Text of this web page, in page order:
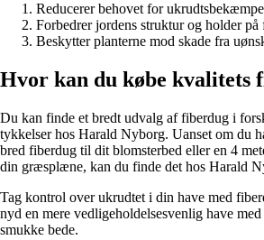
Reducerer behovet for
Forbedrer jordens struktur og holder på
Beskytter planterne mod skade fra
Hvor kan du købe kvalitets
Du kan finde et bredt udvalg af fiberdug i
tykkelser hos Harald Nyborg. Uanset om du
bred fiberdug til dit blomsterbed eller en 4
din græsplæne, kan du finde det hos Harald
Tag kontrol over ukrudtet i din have med
nyd en mere vedligeholdelsesvenlig have
smukke bede.